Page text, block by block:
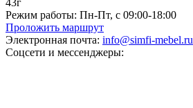
43г
Режим работы: Пн-Пт, с 09:00-18:00
Проложить маршрут
Электронная почта: info@simfi-mebel.ru
Соцсети и мессенджеры: